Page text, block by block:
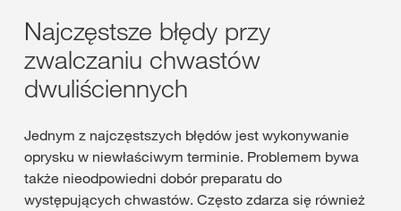
Najczęstsze błędy przy
zwalczaniu chwastów
dwuliściennych
Jednym z najczęstszych błędów jest wykonywanie
oprysku w niewłaściwym terminie. Problemem bywa
także nieodpowiedni dobór preparatu do
występujących chwastów. Często zdarza się również